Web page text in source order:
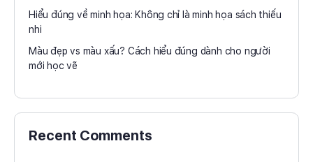
Hiểu đúng về minh họa: Không chỉ là minh họa sách thiếu
nhi
Màu đẹp vs màu xấu? Cách hiểu đúng dành cho người
mới học vẽ
Recent Comments